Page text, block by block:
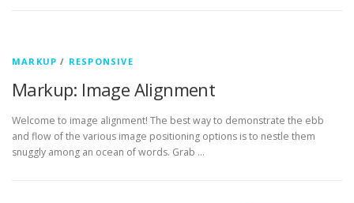
MARKUP / RESPONSIVE
Markup: Image Alignment
Welcome to image alignment! The best way to demonstrate the ebb
and flow of the various image positioning options is to nestle them
snuggly among an ocean of words. Grab …